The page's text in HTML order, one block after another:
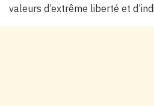
valeurs d’extrême liberté et